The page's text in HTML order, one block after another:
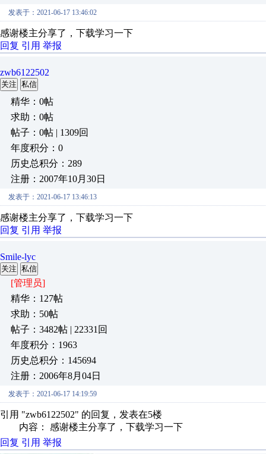
发表于：2021-06-17 13:46:02
感谢楼主分享了，下载学习一下
回复 引用 举报
zwb6122502
关注 私信
精华：0帖
求助：0帖
帖子：0帖 | 1309回
年度积分：0
历史总积分：289
注册：2007年10月30日
发表于：2021-06-17 13:46:13
感谢楼主分享了，下载学习一下
回复 引用 举报
Smile-lyc
关注 私信
[管理员]
精华：127帖
求助：50帖
帖子：3482帖 | 22331回
年度积分：1963
历史总积分：145694
注册：2006年8月04日
发表于：2021-06-17 14:19:59
引用 "zwb6122502" 的回复，发表在5楼
内容： 感谢楼主分享了，下载学习一下
回复 引用 举报